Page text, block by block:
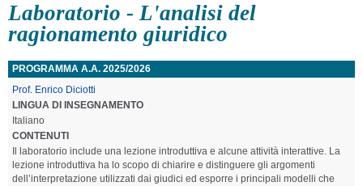
Laboratorio - L'analisi del
ragionamento giuridico
PROGRAMMA A.A. 2025/2026
Prof. Enrico Diciotti
LINGUA DI INSEGNAMENTO
Italiano
CONTENUTI
Il laboratorio include una lezione introduttiva e alcune attività interattive. La
lezione introduttiva ha lo scopo di chiarire e distinguere gli argomenti
dell’interpretazione utilizzati dai giudici ed esporre i principali modelli che